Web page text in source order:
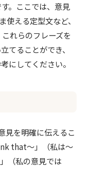
。ここでは、意見
える定型文など、
れらのフレーズを
てることができ、
にしてください。
見を明確に伝えるこ
that～」（私は～
（私の意見では